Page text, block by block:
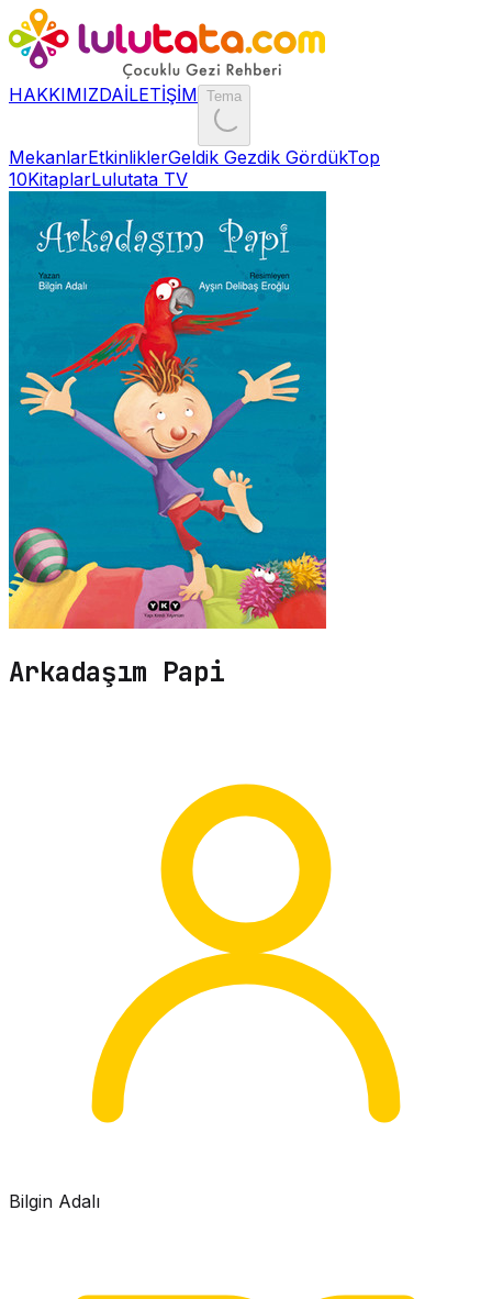
HAKKIMIZDAİLETİŞİM Tema
MekanlarEtkinliklerGeldik Gezdik GördükTop
10KitaplarLulutata TV
Arkadaşım Papi
Bilgin Adalı